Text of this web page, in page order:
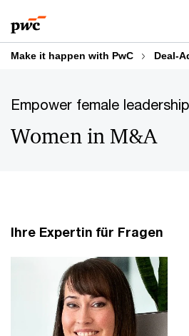
to
content
to
footer
Make it happen with PwC Deal-
Empower female
Women in M&A
Ihre Expertin für Fragen